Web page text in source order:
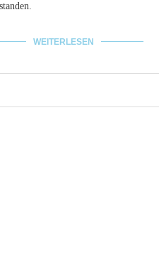
WEITERLESEN